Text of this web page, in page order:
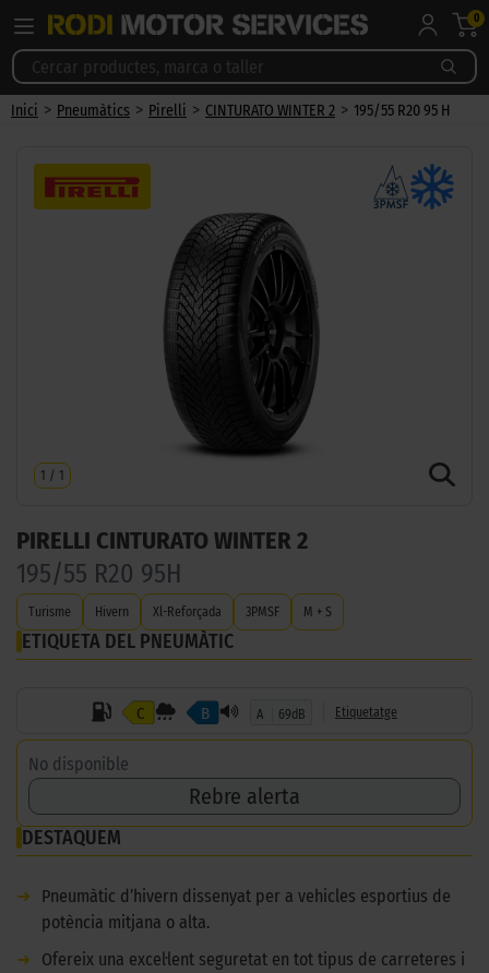
0
Inici > Pneumàtics > Pirelli > CINTURATO WINTER 2 > 195/55 R20 95 H
1 / 1
PIRELLI CINTURATO WINTER 2
195/55 R20 95H
Turisme Hivern Xl-Reforçada 3PMSF M + S
ETIQUETA DEL PNEUMÀTIC
C B A 69dB Etiquetatge
No disponible
Rebre alerta
DESTAQUEM
➜
Pneumàtic d’hivern dissenyat per a vehicles esportius de
potència mitjana o alta.
➜
Ofereix una excel·lent seguretat en tot tipus de carreteres i